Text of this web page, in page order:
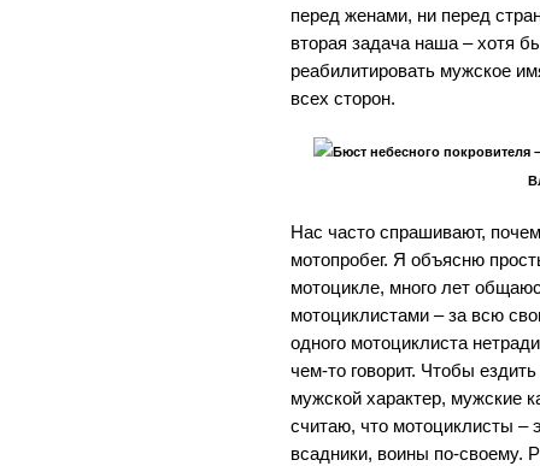
перед женами, ни перед
вторая задача наша – хотя
реабилитировать мужское
всех сторон.
Бюст небесного покровителя
Нас часто спрашивают,
мотопробег. Я объясню
мотоцикле, много лет
мотоциклистами – за всю
одного мотоциклиста
чем-то говорит. Чтобы
мужской характер, мужские
считаю, что мотоциклисты –
всадники, воины по-своему.